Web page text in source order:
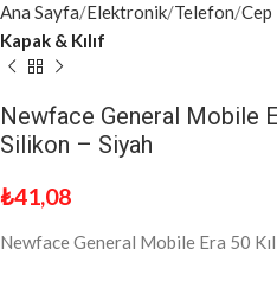
Ana Sayfa Elektronik Telefon Cep
Kapak & Kılıf
Newface General Mobile
Silikon – Siyah
₺41,08
Newface General Mobile Era 50